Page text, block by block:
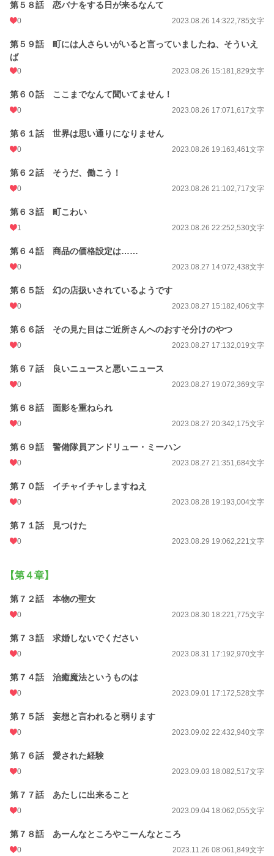
第５８話 恋バナをする日が来るなんて
0 2023.08.26 14:322,785文字
第５９話 町には人さらいがいると言っていましたね、そういえ
ば
0 2023.08.26 15:181,829文字
第６０話 ここまでなんて聞いてません！
0 2023.08.26 17:071,617文字
第６１話 世界は思い通りになりません
0 2023.08.26 19:163,461文字
第６２話 そうだ、働こう！
0 2023.08.26 21:102,717文字
第６３話 町こわい
1 2023.08.26 22:252,530文字
第６４話 商品の価格設定は……
0 2023.08.27 14:072,438文字
第６５話 幻の店扱いされているようです
0 2023.08.27 15:182,406文字
第６６話 その見た目はご近所さんへのおすそ分けのやつ
0 2023.08.27 17:132,019文字
第６７話 良いニュースと悪いニュース
0 2023.08.27 19:072,369文字
第６８話 面影を重ねられ
0 2023.08.27 20:342,175文字
第６９話 警備隊員アンドリュー・ミーハン
0 2023.08.27 21:351,684文字
第７０話 イチャイチャしますねえ
0 2023.08.28 19:193,004文字
第７１話 見つけた
0 2023.08.29 19:062,221文字
【第４章】
第７２話 本物の聖女
0 2023.08.30 18:221,775文字
第７３話 求婚しないでください
0 2023.08.31 17:192,970文字
第７４話 治癒魔法というものは
0 2023.09.01 17:172,528文字
第７５話 妄想と言われると弱ります
0 2023.09.02 22:432,940文字
第７６話 愛された経験
0 2023.09.03 18:082,517文字
第７７話 あたしに出来ること
0 2023.09.04 18:062,055文字
第７８話 あーんなところやこーんなところ
0 2023.11.26 08:061,849文字